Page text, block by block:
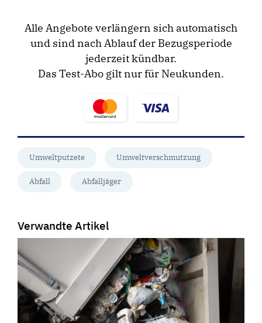
Alle Angebote verlängern sich automatisch
und sind nach Ablauf der Bezugsperiode
jederzeit kündbar.
Das Test-Abo gilt nur für Neukunden.
Umweltputzete Umweltverschmutzung
Abfall Abfalljäger
Verwandte Artikel